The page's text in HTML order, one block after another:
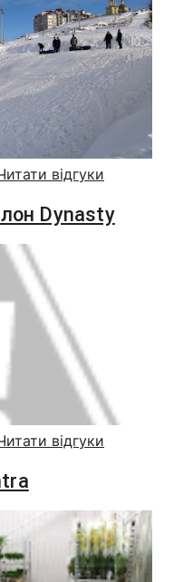
відгуки
Dynasty
відгуки